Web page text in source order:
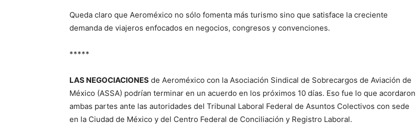
Queda claro que Aeroméxico no sólo fomenta más turismo sino que satisface la creciente
demanda de viajeros enfocados en negocios, congresos y convenciones.
*****
LAS NEGOCIACIONES de Aeroméxico con la Asociación Sindical de Sobrecargos de Aviación de
México (ASSA) podrían terminar en un acuerdo en los próximos 10 días. Eso fue lo que acordaron
ambas partes ante las autoridades del Tribunal Laboral Federal de Asuntos Colectivos con sede
en la Ciudad de México y del Centro Federal de Conciliación y Registro Laboral.